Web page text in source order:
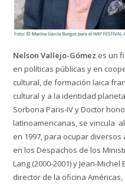
Nelson Vallejo-Gómez es un
en políticas públicas y en
cultural, de formación laica
cultural y a la identidad
Sorbona Paris-IV y Doctor
latinoamericanas, se vincula
en 1997, para ocupar
en los Despachos de los
Lang (2000-2001) y Jean-
director de la oficina